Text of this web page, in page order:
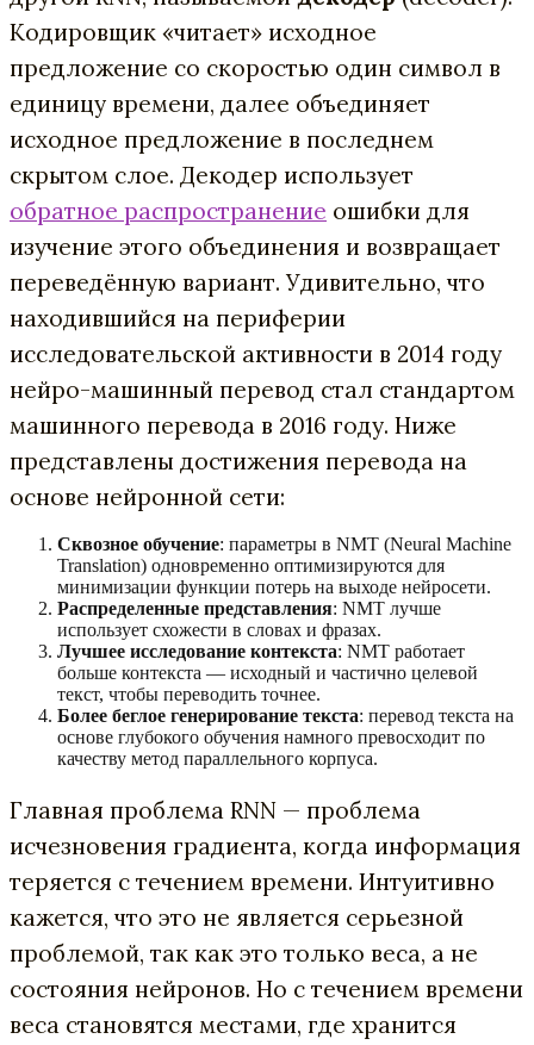
Кодировщик «читает» исходное
предложение со скоростью один символ в
единицу времени, далее объединяет
исходное предложение в последнем
скрытом слое. Декодер использует
обратное распространение ошибки для
изучение этого объединения и возвращает
переведённую вариант. Удивительно, что
находившийся на периферии
исследовательской активности в 2014 году
нейро-машинный перевод стал стандартом
машинного перевода в 2016 году. Ниже
представлены достижения перевода на
основе нейронной сети:
Сквозное обучение: параметры в NMT (Neural Machine
Translation) одновременно оптимизируются для
минимизации функции потерь на выходе нейросети.
Распределенные представления: NMT лучше
использует схожести в словах и фразах.
Лучшее исследование контекста: NMT работает
больше контекста — исходный и частично целевой
текст, чтобы переводить точнее.
Более беглое генерирование текста: перевод текста на
основе глубокого обучения намного превосходит по
качеству метод параллельного корпуса.
Главная проблема RNN — проблема
исчезновения градиента, когда информация
теряется с течением времени. Интуитивно
кажется, что это не является серьезной
проблемой, так как это только веса, а не
состояния нейронов. Но с течением времени
веса становятся местами, где хранится